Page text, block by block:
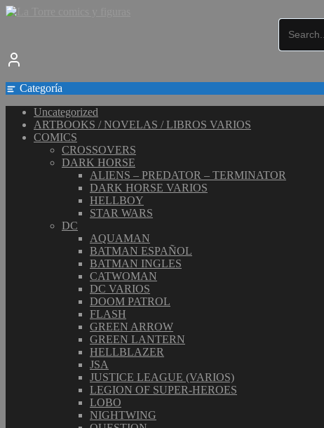
Saltar
Categoría
Uncategorized
ARTBOOKS / NOVELAS / LIBROS VARIOS
COMICS
CROSSOVERS
DARK HORSE
ALIENS – PREDATOR – TERMINATOR
DARK HORSE VARIOS
HELLBOY
STAR WARS
DC
AQUAMAN
BATMAN ESPAÑOL
BATMAN INGLES
CATWOMAN
DC VARIOS
DOOM PATROL
FLASH
GREEN ARROW
GREEN LANTERN
HELLBLAZER
JSA
JUSTICE LEAGUE (VARIOS)
LEGION OF SUPER-HEROES
LOBO
NIGHTWING